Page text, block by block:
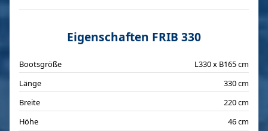
Eigenschaften FRIB 330
Bootsgröße
L330 x B165 cm
Länge
330 cm
Breite
220 cm
Höhe
46 cm